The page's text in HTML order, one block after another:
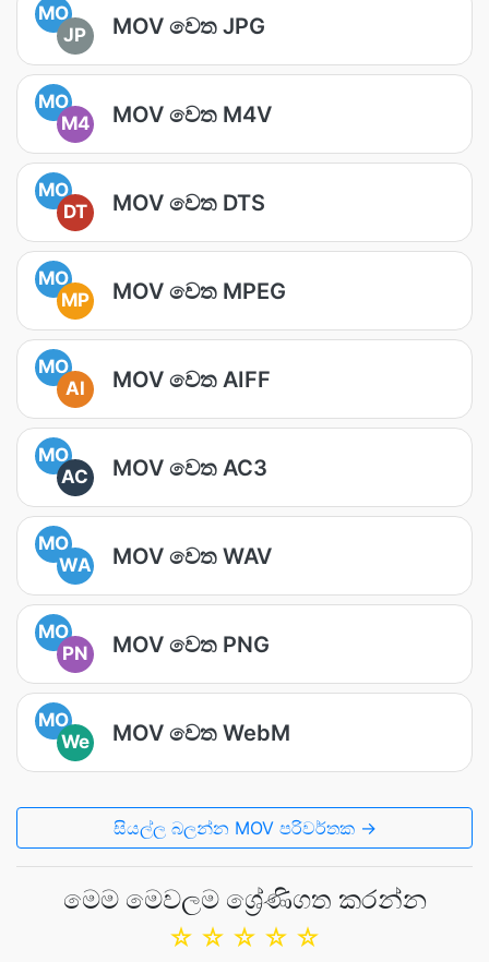
MO
JP
MOV වෙත JPG
MO
M4
MOV වෙත M4V
MO
DT
MOV වෙත DTS
MO
MP
MOV වෙත MPEG
MO
AI
MOV වෙත AIFF
MO
AC
MOV වෙත AC3
MO
WA
MOV වෙත WAV
MO
PN
MOV වෙත PNG
MO
We
MOV වෙත WebM
සියල්ල බලන්න MOV පරිවර්තක →
මෙම මෙවලම ශ්‍රේණිගත කරන්න
☆
☆
☆
☆
☆